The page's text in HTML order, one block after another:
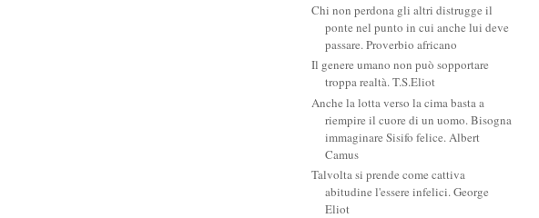
Chi non perdona gli altri distrugge il
ponte nel punto in cui anche lui deve
passare. Proverbio africano
Il genere umano non può sopportare
troppa realtà. T.S.Eliot
Anche la lotta verso la cima basta a
riempire il cuore di un uomo. Bisogna
immaginare Sisifo felice. Albert
Camus
Talvolta si prende come cattiva
abitudine l'essere infelici. George
Eliot